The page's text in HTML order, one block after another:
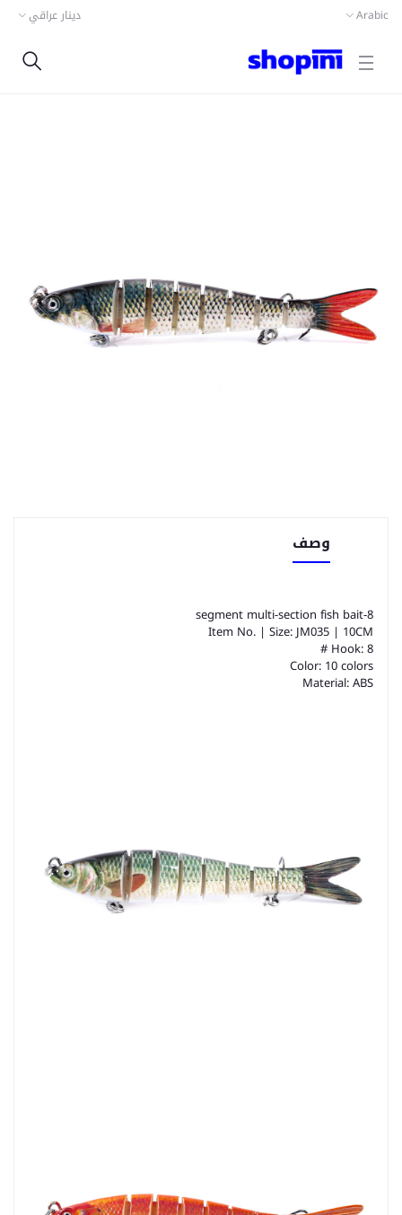
Arabic دينار عراقي
وصف
8-segment multi-section fish bait
Item No. | Size: JM035 | 10CM
Hook: 8 #
Color: 10 colors
Material: ABS